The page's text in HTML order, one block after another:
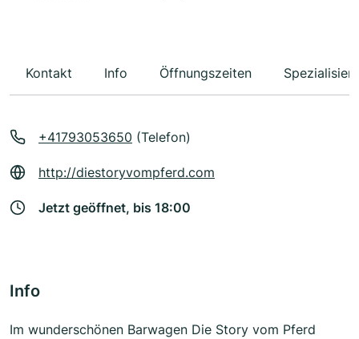
Kontakt Info Öffnungszeiten
+41793053650 (Telefon)
http://diestoryvompferd.com
Jetzt geöffnet, bis 18:00
Info
Im wunderschönen Barwagen Die Story vom Pferd